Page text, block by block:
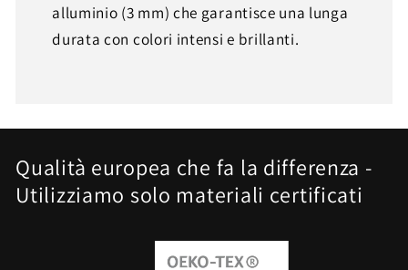
alluminio (3 mm) che garantisce una lunga
durata con colori intensi e brillanti.
Qualità europea che fa la differenza -
Utilizziamo solo materiali certificati